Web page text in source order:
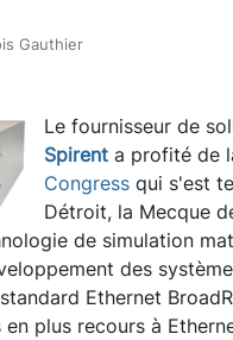
Gauthier
Le fournisseur de
Spirent a profité de
Congress qui s'est
Détroit, la Mecque
de simulation
des
Ethernet
plus recours à